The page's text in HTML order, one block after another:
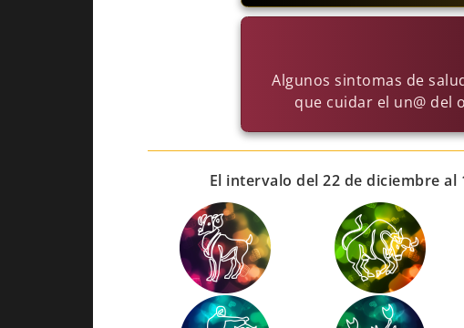
Algunos sintomas de
que cuidar el un@ del
El intervalo del 22 de diciembre